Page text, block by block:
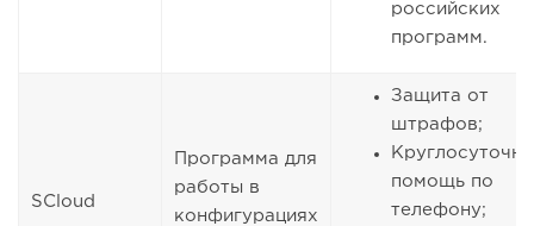
российских
программ.
SCloud
Программа для
работы в
конфигурациях
Защита от
штрафов;
помощь по
телефону;